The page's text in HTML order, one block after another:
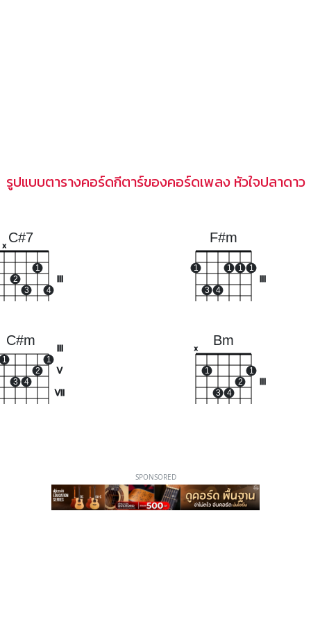
รูปแบบตารางคอร์ดกีตาร์ของคอร์ดเพลง หัวใจปลาดาว
C#7
x
2
3
1
4
F#m
1
3 4
1 1 1
C#m
V
VII
1
3 4
2
1
Bm
x
1
3 4
2
1
SPONSORED